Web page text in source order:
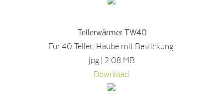
Tellerwärmer TW40
Für 40 Teller, Haube mit Bestickung.
jpg | 2.08 MB
Download